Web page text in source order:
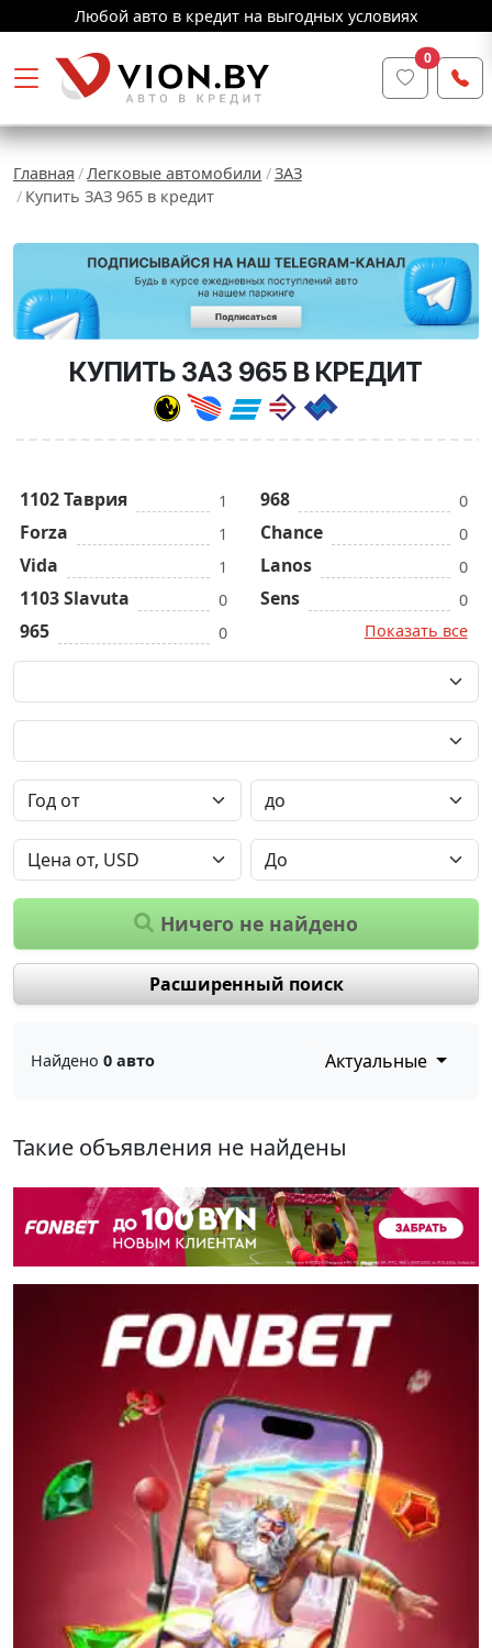
Любой авто в кредит на выгодных условиях
0
Главная Легковые автомобили
ЗАЗ
Купить ЗАЗ 965 в кредит
КУПИТЬ ЗАЗ 965 В КРЕДИТ
1102 Таврия 1
Forza 1
Vida 1
1103 Slavuta 0
965 0
968 0
Chance 0
Lanos 0
Sens
0
Показать все
Ничего не найдено
Расширенный поиск
Найдено 0 авто Актуальные
Такие объявления не найдены